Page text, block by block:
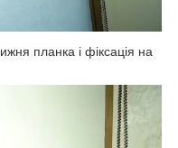
планка і фіксація на